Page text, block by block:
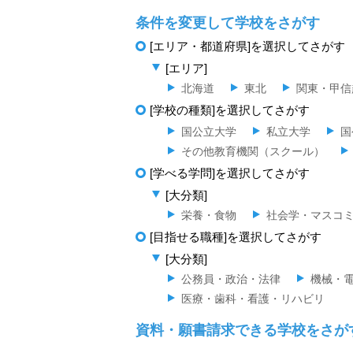
条件を変更して学校をさがす
[エリア・都道府県]を選択してさがす
[エリア]
北海道 東北 関東・甲
[学校の種類]を選択してさがす
国公立大学 私立大学
その他教育機関（スクール）
[学べる学問]を選択してさがす
[大分類]
栄養・食物 社会学・マスコ
[目指せる職種]を選択してさがす
[大分類]
公務員・政治・法律
機械・
医療・歯科・看護・リハビリ
資料・願書請求できる学校をさが